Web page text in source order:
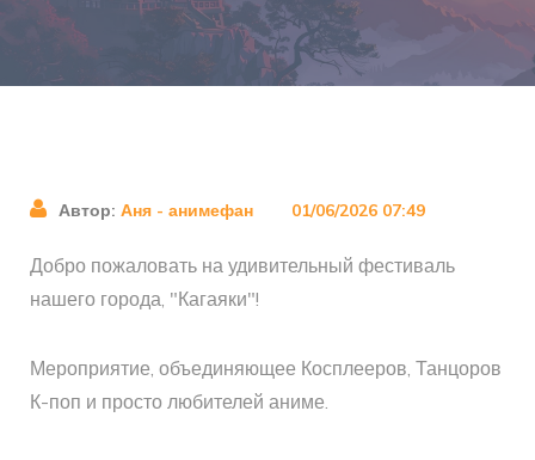
Автор: Аня - анимефан 01/06/2026 07:49
Добро пожаловать на удивительный фестиваль
нашего города, "Кагаяки"!
Мероприятие, объединяющее Косплееров, Танцоров
К-поп и просто любителей аниме.